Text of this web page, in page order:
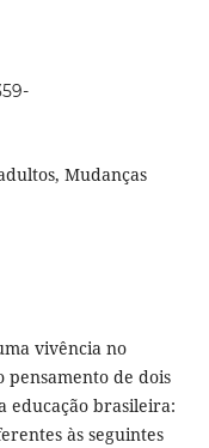
Mudanças
vivência no
de dois
educação brasileira:
às seguintes